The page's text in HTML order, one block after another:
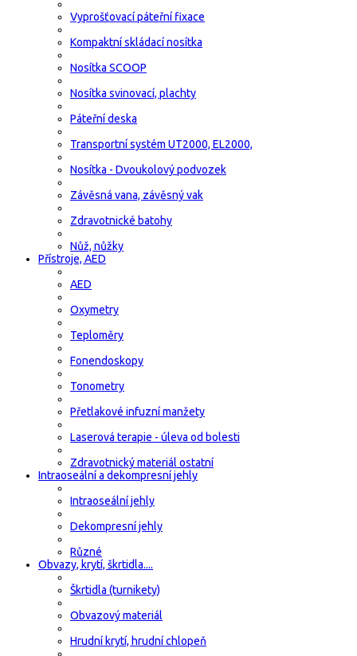
Vyprošťovací páteřní fixace
Kompaktní skládací nosítka
Nosítka SCOOP
Nosítka svinovací, plachty
Páteřní deska
Transportní systém UT2000, EL2000,
Nosítka - Dvoukolový podvozek
Závěsná vana, závěsný vak
Zdravotnické batohy
Nůž, nůžky
Přístroje, AED
AED
Oxymetry
Teploměry
Fonendoskopy
Tonometry
Přetlakové infuzní manžety
Laserová terapie - úleva od bolesti
Zdravotnický materiál ostatní
Intraoseální a dekompresní jehly
Intraoseální jehly
Dekompresní jehly
Různé
Obvazy, krytí, škrtidla....
Škrtidla (turnikety)
Obvazový materiál
Hrudní krytí, hrudní chlopeň